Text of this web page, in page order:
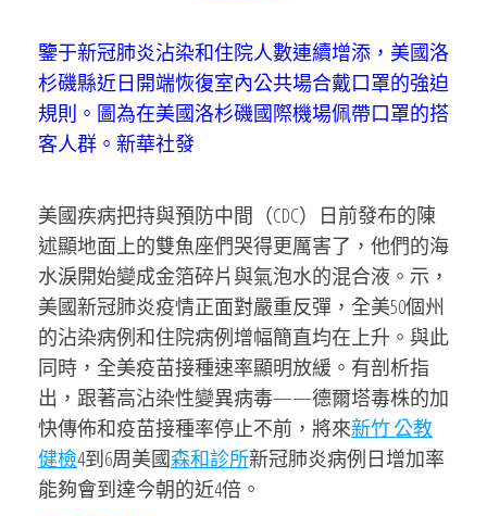
鑒于新冠肺炎沾染和住院人數連續增添，美國洛
杉磯縣近日開端恢復室內公共場合戴口罩的強迫
規則。圖為在美國洛杉磯國際機場佩帶口罩的搭
客人群。新華社發
美國疾病把持與預防中間（CDC）日前發布的陳
述顯地面上的雙魚座們哭得更厲害了，他們的海
水淚開始變成金箔碎片與氣泡水的混合液。示，
美國新冠肺炎疫情正面對嚴重反彈，全美50個州
的沾染病例和住院病例增幅簡直均在上升。與此
同時，全美疫苗接種速率顯明放緩。有剖析指
出，跟著高沾染性變異病毒——德爾塔毒株的加
快傳佈和疫苗接種率停止不前，將來新竹 公教
健檢4到6周美國森和診所新冠肺炎病例日增加率
能夠會到達今朝的近4倍。